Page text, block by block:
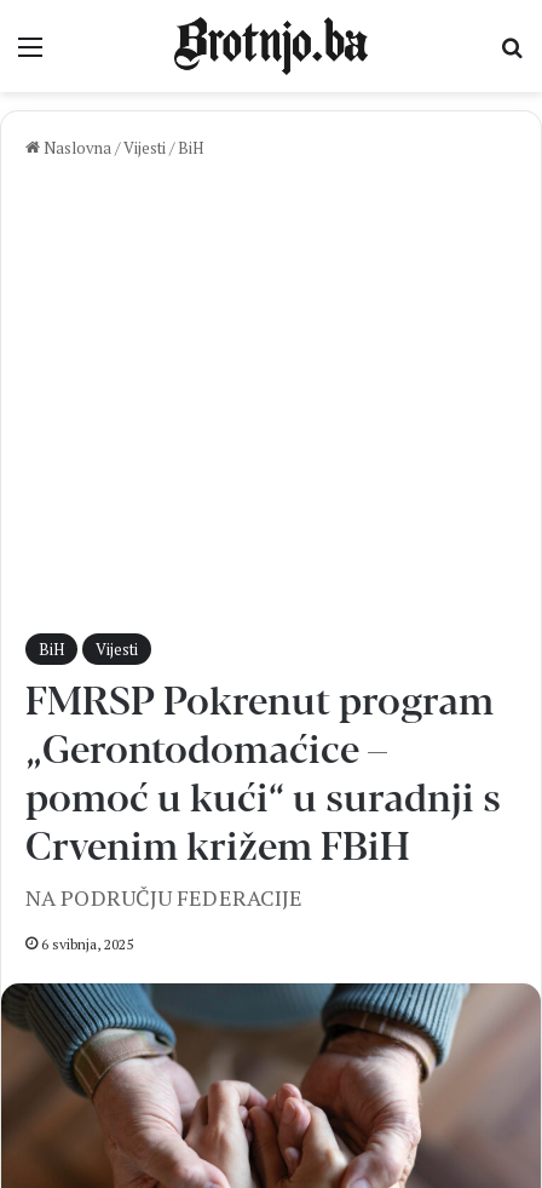
Izbornik
Naslovna/Vijesti/ BiH
BiH Vijesti
FMRSP Pokrenut program
„Gerontodomaćice –
pomoć u kući“ u suradnji s
Crvenim križem FBiH
NA PODRUČJU FEDERACIJE
6 svibnja, 2025